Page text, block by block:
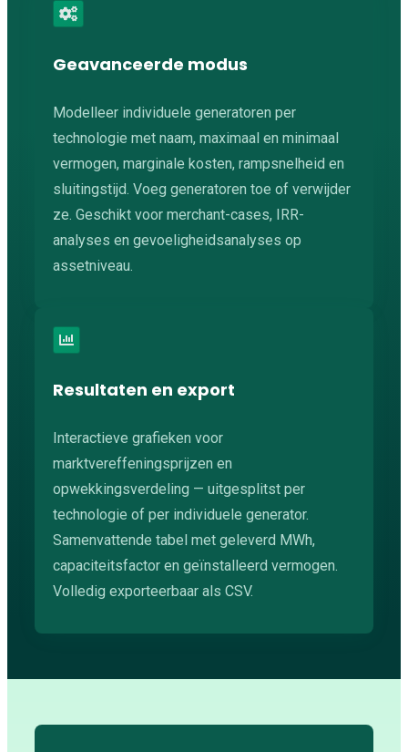
Geavanceerde modus
Modelleer individuele generatoren per
technologie met naam, maximaal en minimaal
vermogen, marginale kosten, rampsnelheid en
sluitingstijd. Voeg generatoren toe of verwijder
ze. Geschikt voor merchant-cases, IRR-
analyses en gevoeligheidsanalyses op
assetniveau.
Resultaten en export
Interactieve grafieken voor
marktvereffeningsprijzen en
opwekkingsverdeling — uitgesplitst per
technologie of per individuele generator.
Samenvattende tabel met geleverd MWh,
capaciteitsfactor en geïnstalleerd vermogen.
Volledig exporteerbaar als CSV.